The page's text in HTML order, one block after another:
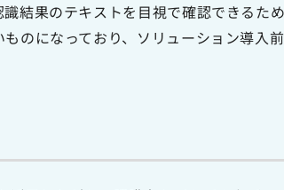
結果のテキストを目視で確認できるた
のになっており、ソリューション導入